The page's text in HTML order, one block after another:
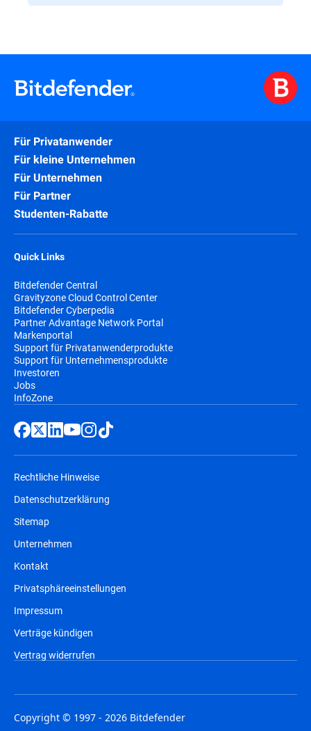
Für Privatanwender
Für kleine Unternehmen
Für Unternehmen
Für Partner
Studenten-Rabatte
Quick Links
Bitdefender Central
Gravityzone Cloud Control Center
Bitdefender Cyberpedia
Partner Advantage Network Portal
Markenportal
Support für Privatanwenderprodukte
Support für Unternehmensprodukte
Investoren
Jobs
InfoZone
Rechtliche Hinweise
Datenschutzerklärung
Sitemap
Unternehmen
Kontakt
Privatsphäreeinstellungen
Impressum
Verträge kündigen
Vertrag widerrufen
Copyright © 1997 - 2026 Bitdefender